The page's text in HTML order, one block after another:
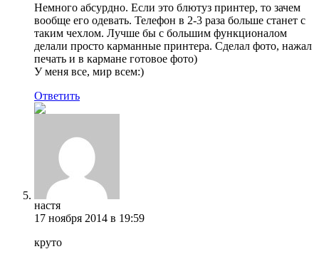
Немного абсурдно. Если это блютуз принтер, то зачем
вообще его одевать. Телефон в 2-3 раза больше станет с
таким чехлом. Лучше бы с большим функционалом
делали просто карманные принтера. Сделал фото, нажал
печать и в кармане готовое фото)
У меня все, мир всем:)
Ответить
настя
17 ноября 2014 в 19:59
круто